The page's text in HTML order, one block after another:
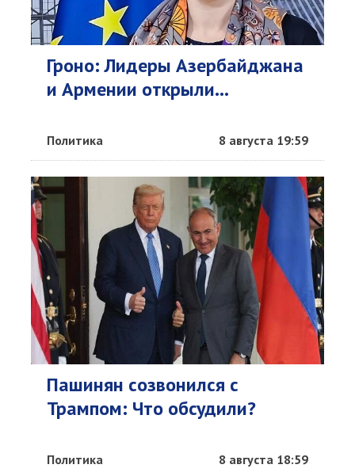
Гроно: Лидеры Азербайджана
и Армении открыли...
Политика 8 августа 19:59
Пашинян созвонился с
Трампом: Что обсудили?
Политика 8 августа 18:59